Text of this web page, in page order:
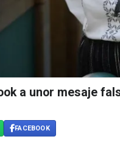
a unor mesaje
FACEBOOK